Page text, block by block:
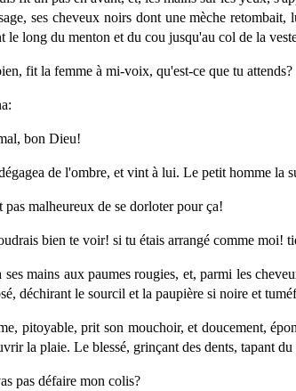
ses cheveux noirs dont une mèche
le long du menton et du cou jusqu'au col de la
fit la femme à mi-voix, qu'est-ce que tu attends?
bon Dieu!
de l'ombre, et vint à lui. Le petit homme la
malheureux de se dorloter pour ça!
bien te voir! si tu étais arrangé comme moi!
ses mains aux paumes rougies, et, parmi les
déchirant le sourcil et la paupière si noire et
pitoyable, prit son mouchoir, et doucement,
la plaie. Le blessé, grinçant des dents, tapant
pas défaire mon colis?